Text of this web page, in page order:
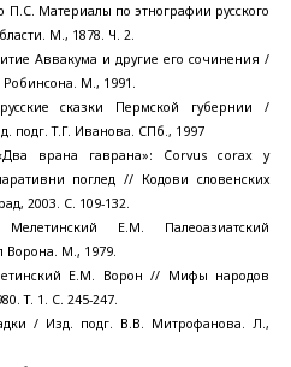
Материалы по этнографии русского
М., 1878. Ч. 2.
Аввакума и другие его сочинения /
Робинсона. М., 1991.
сказки Пермской губернии /
подг. Т.Г. Иванова. СПб., 1997
врана гаврана»: Corvus corax у
поглед // Кодови словенских
2003. С. 109-132.
Е.М. Палеоазиатский
Ворона. М., 1979.
Е.М. Ворон // Мифы народов
Т. 1. С. 245-247.
/ Изд. подг. В.В. Митрофанова. Л.,